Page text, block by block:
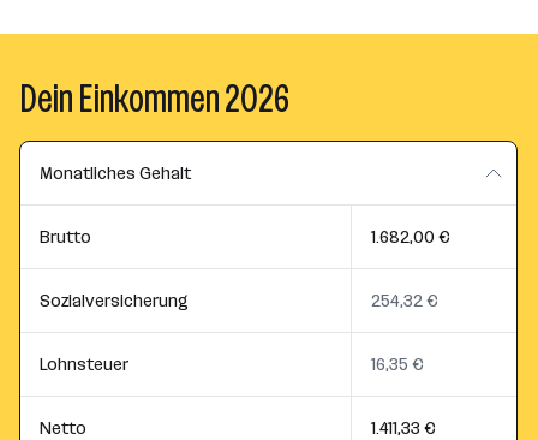
Dein Einkommen 2026
Monatliches Gehalt
Brutto 1.682,00 €
Sozialversicherung 254,32 €
Lohnsteuer 16,35 €
Netto 1.411,33 €